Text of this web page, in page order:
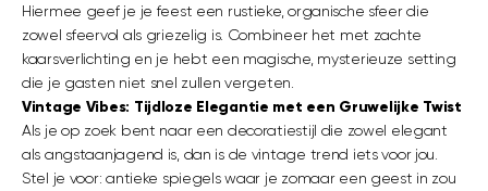
Hiermee geef je je feest een rustieke, organische sfeer die
zowel sfeervol als griezelig is. Combineer het met zachte
kaarsverlichting en je hebt een magische, mysterieuze setting
die je gasten niet snel zullen vergeten.
Vintage Vibes: Tijdloze Elegantie met een Gruwelijke Twist
Als je op zoek bent naar een decoratiestijl die zowel elegant
als angstaanjagend is, dan is de vintage trend iets voor jou.
Stel je voor: antieke spiegels waar je zomaar een geest in zou